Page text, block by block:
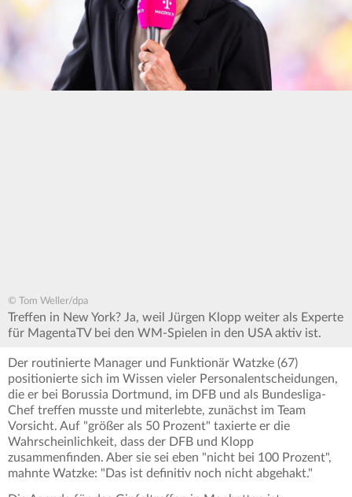
© Tom Weller/dpa
Treffen in New York? Ja, weil Jürgen Klopp weiter als Experte
für MagentaTV bei den WM-Spielen in den USA aktiv ist.
Der routinierte Manager und Funktionär Watzke (67)
positionierte sich im Wissen vieler Personalentscheidungen,
die er bei Borussia Dortmund, im DFB und als Bundesliga-
Chef treffen musste und miterlebte, zunächst im Team
Vorsicht. Auf "größer als 50 Prozent" taxierte er die
Wahrscheinlichkeit, dass der DFB und Klopp
zusammenfinden. Aber sie sei eben "nicht bei 100 Prozent",
mahnte Watzke: "Das ist definitiv noch nicht abgehakt."